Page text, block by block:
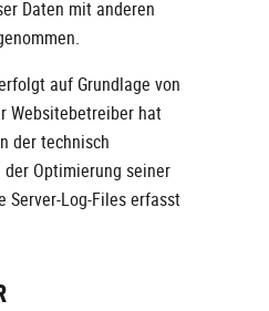
Daten mit anderen
auf Grundlage von
Websitebetreiber hat
der technisch
Optimierung seiner
Server-Log-Files erfasst